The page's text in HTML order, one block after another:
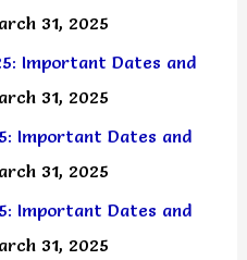
31, 2025
Important Dates and
31, 2025
Important Dates and
31, 2025
Important Dates and
31, 2025